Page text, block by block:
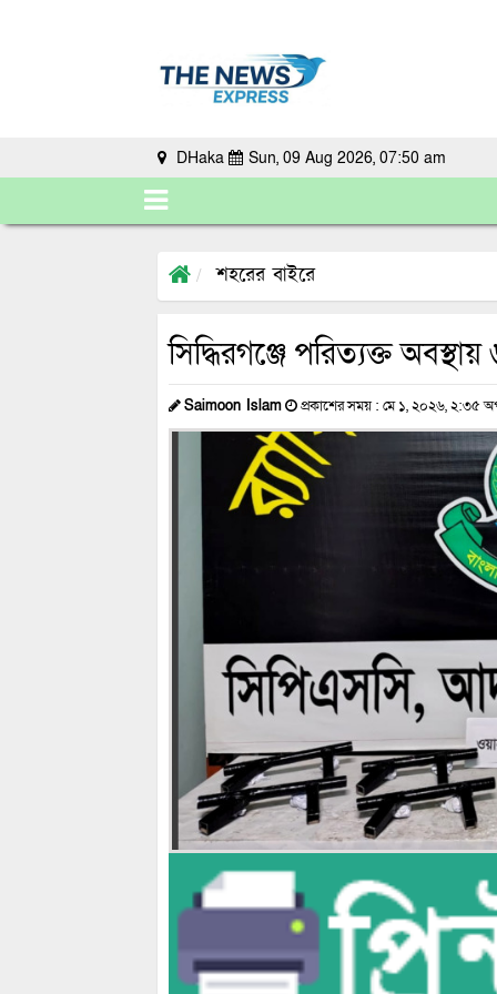
DHaka Sun, 09 Aug 2026, 07:50 am
শহরের বাইরে
সিদ্ধিরগঞ্জে পরিত্যক্ত
Saimoon Islam প্রকাশের সময় : মে ১, ২০২৬, ২:৩৫